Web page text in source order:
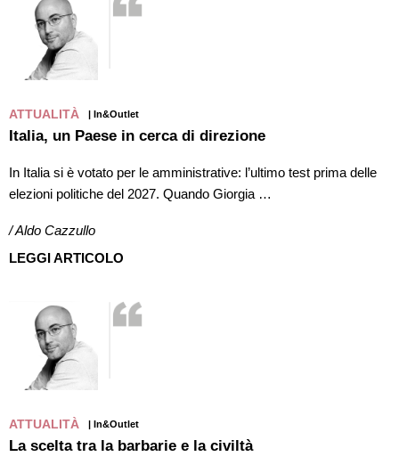
ATTUALITÀ | In&Outlet
Italia, un Paese in cerca di direzione
In Italia si è votato per le amministrative: l’ultimo test prima delle
elezioni politiche del 2027. Quando Giorgia …
/ Aldo Cazzullo
LEGGI ARTICOLO
ATTUALITÀ | In&Outlet
La scelta tra la barbarie e la civiltà